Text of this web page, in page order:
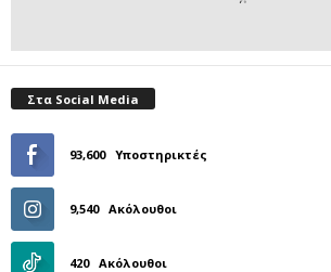
Στα Social Media
93,600 Υποστηρικτές
9,540 Ακόλουθοι
420 Ακόλουθοι